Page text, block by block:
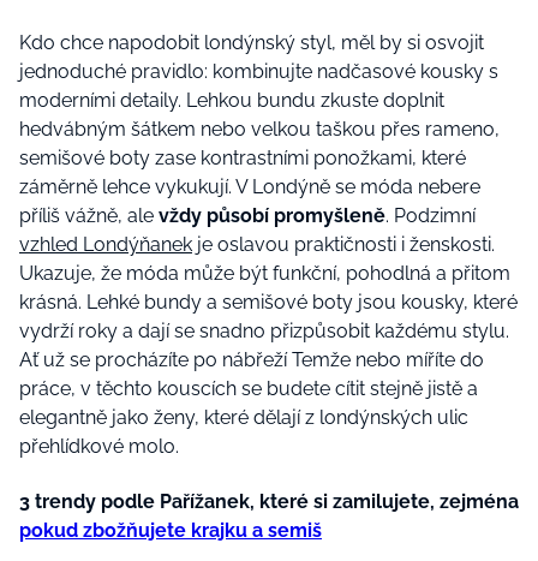
Kdo chce napodobit londýnský styl, měl by si osvojit
jednoduché pravidlo: kombinujte nadčasové kousky s
moderními detaily. Lehkou bundu zkuste doplnit
hedvábným šátkem nebo velkou taškou přes rameno,
semišové boty zase kontrastními ponožkami, které
záměrně lehce vykukují. V Londýně se móda nebere
příliš vážně, ale vždy působí promyšleně. Podzimní
vzhled Londýňanek je oslavou praktičnosti i ženskosti.
Ukazuje, že móda může být funkční, pohodlná a přitom
krásná. Lehké bundy a semišové boty jsou kousky, které
vydrží roky a dají se snadno přizpůsobit každému stylu.
Ať už se procházíte po nábřeží Temže nebo míříte do
práce, v těchto kouscích se budete cítit stejně jistě a
elegantně jako ženy, které dělají z londýnských ulic
přehlídkové molo.
3 trendy podle Pařížanek, které si zamilujete, zejména
pokud zbožňujete krajku a semiš